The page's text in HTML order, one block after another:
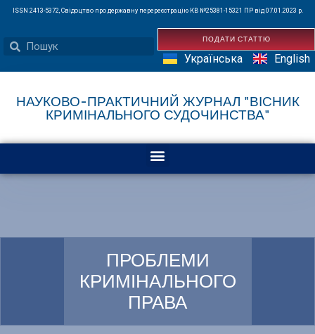
ISSN 2413-5372, Свідоцтво про державну перереєстрацію КВ №25381-15321 ПР від 07.01.2023 р.
ПОДАТИ СТАТТЮ
Українська
English
НАУКОВО-ПРАКТИЧНИЙ ЖУРНАЛ "ВІСНИК
КРИМІНАЛЬНОГО СУДОЧИНСТВА"
ПРОБЛЕМИ
КРИМІНАЛЬНОГО
ПРАВА